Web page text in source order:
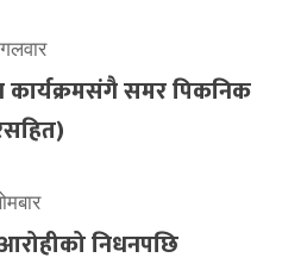
कार्यक्रमसंगै समर पिकनिक
निधनपछि